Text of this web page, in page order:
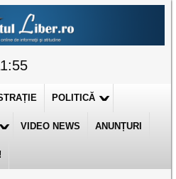
POLITICĂ
VIDEO NEWS ANUNȚURI